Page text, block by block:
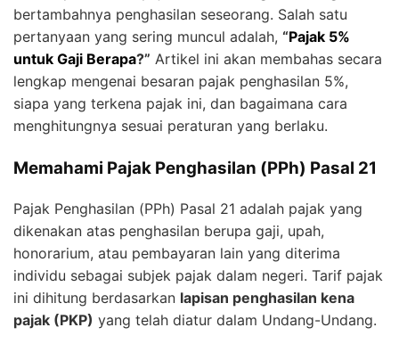
bertambahnya penghasilan seseorang. Salah satu
pertanyaan yang sering muncul adalah, “Pajak 5%
untuk Gaji Berapa?” Artikel ini akan membahas secara
lengkap mengenai besaran pajak penghasilan 5%,
siapa yang terkena pajak ini, dan bagaimana cara
menghitungnya sesuai peraturan yang berlaku.
Memahami Pajak Penghasilan (PPh) Pasal 21
Pajak Penghasilan (PPh) Pasal 21 adalah pajak yang
dikenakan atas penghasilan berupa gaji, upah,
honorarium, atau pembayaran lain yang diterima
individu sebagai subjek pajak dalam negeri. Tarif pajak
ini dihitung berdasarkan lapisan penghasilan kena
pajak (PKP) yang telah diatur dalam Undang-Undang.